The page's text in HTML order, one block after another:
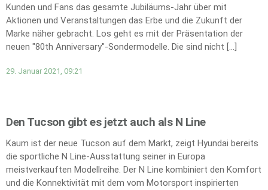
Kunden und Fans das gesamte Jubiläums-Jahr über mit
Aktionen und Veranstaltungen das Erbe und die Zukunft der
Marke näher gebracht. Los geht es mit der Präsentation der
neuen "80th Anniversary"-Sondermodelle. Die sind nicht […]
29. Januar 2021, 09:21
Den Tucson gibt es jetzt auch als N Line
Kaum ist der neue Tucson auf dem Markt, zeigt Hyundai bereits
die sportliche N Line-Ausstattung seiner in Europa
meistverkauften Modellreihe. Der N Line kombiniert den Komfort
und die Konnektivität mit dem vom Motorsport inspirierten